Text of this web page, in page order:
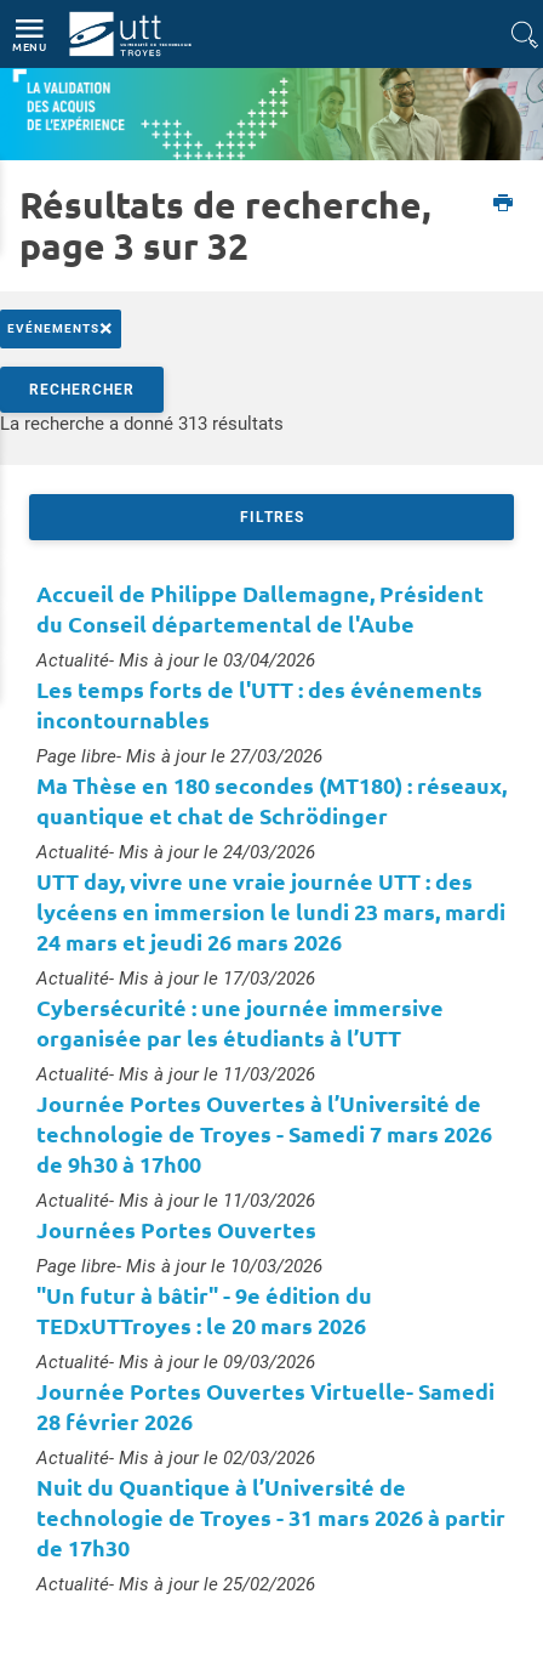
MENU
Accueil Formations Validation des Acquis de l’Expérience
Résultats de recherche,
page 3 sur 32
EVÉNEMENTS×
Rechercher par mots-clés
RECHERCHER
La recherche a donné 313 résultats
FILTRES
Accueil de Philippe Dallemagne, Président
du Conseil départemental de l'Aube
Type :
Actualité- Mis à jour le 03/04/2026
Les temps forts de l'UTT : des événements
incontournables
Type :
Page libre- Mis à jour le 27/03/2026
Ma Thèse en 180 secondes (MT180) : réseaux,
quantique et chat de Schrödinger
Type :
Actualité- Mis à jour le 24/03/2026
UTT day, vivre une vraie journée UTT : des
lycéens en immersion le lundi 23 mars, mardi
24 mars et jeudi 26 mars 2026
Type :
Actualité- Mis à jour le 17/03/2026
Cybersécurité : une journée immersive
organisée par les étudiants à l’UTT
Type :
Actualité- Mis à jour le 11/03/2026
Journée Portes Ouvertes à l’Université de
technologie de Troyes - Samedi 7 mars 2026
de 9h30 à 17h00
Type :
Actualité- Mis à jour le 11/03/2026
Journées Portes Ouvertes
Type :
Page libre- Mis à jour le 10/03/2026
"Un futur à bâtir" - 9e édition du
TEDxUTTroyes : le 20 mars 2026
Type :
Actualité- Mis à jour le 09/03/2026
Journée Portes Ouvertes Virtuelle- Samedi
28 février 2026
Type :
Actualité- Mis à jour le 02/03/2026
Nuit du Quantique à l’Université de
technologie de Troyes - 31 mars 2026 à partir
de 17h30
Type :
Actualité- Mis à jour le 25/02/2026